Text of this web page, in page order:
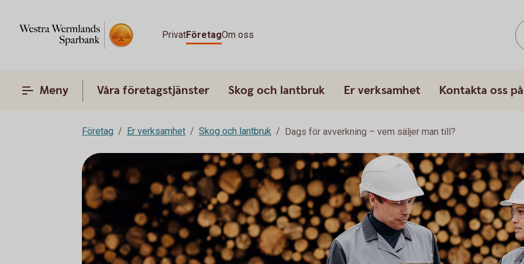
PrivatFöretagOm oss
Meny Våra företagstjänster Skog och lantbruk Er verksamhet Kontakta oss
Företag Er verksamhet Skog och lantbruk Dags för avverkning – vem säljer man till?